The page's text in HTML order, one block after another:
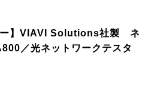
ー】VIAVI Solutions社製 ネ
／光ネットワークテスタ